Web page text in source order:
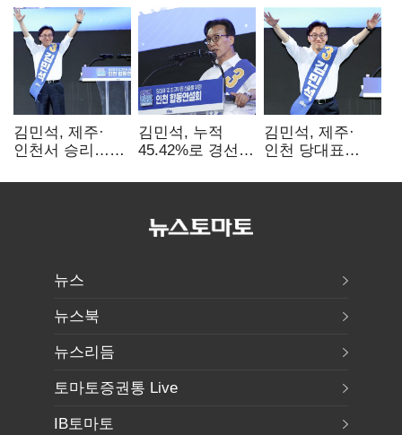
김민석, 제주·
인천서 승리…
탈환'(종합)
김민석, 누적
45.42%로 경선
격차
김민석, 제주·
인천 당대표
뉴스
뉴스북
뉴스리듬
토마토증권통 Live
IB토마토